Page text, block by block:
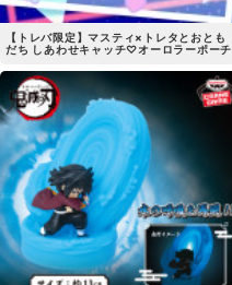
【トレバ限定】マスティ×トレタとおとも
だち しあわせキャッチ♡オーロラーポーチ